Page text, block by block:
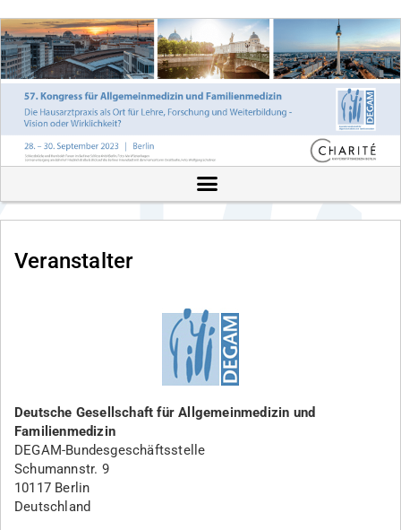
Veranstalter
Deutsche Gesellschaft für Allgemeinmedizin und
Familienmedizin
DEGAM-Bundesgeschäftsstelle
Schumannstr. 9
10117 Berlin
Deutschland